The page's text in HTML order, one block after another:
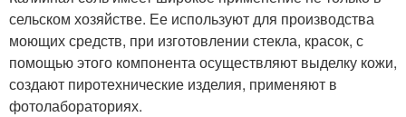
сельском хозяйстве. Ее используют для производства
моющих средств, при изготовлении стекла, красок, с
помощью этого компонента осуществляют выделку кожи,
создают пиротехнические изделия, применяют в
фотолабораториях.